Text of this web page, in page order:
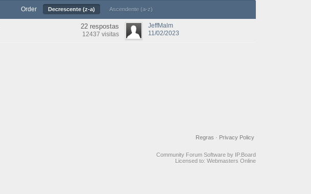
Order Decrescente (z-a) Ascendente (a-z)
22 respostas
12437 visitas
JeffMalm
11/02/2023
Privacy Policy
Regras ·
Community Forum Software by IP.Board
Licensed to: Webmasters Online